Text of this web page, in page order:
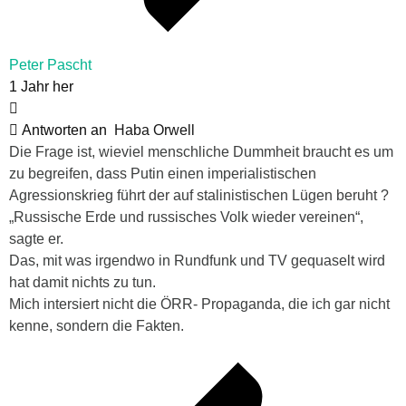
Peter Pascht
1 Jahr her
Antworten an
Haba Orwell
Die Frage ist, wieviel menschliche Dummheit braucht es um
zu begreifen, dass Putin einen imperialistischen
Agressionskrieg führt der auf stalinistischen Lügen beruht ?
„Russische Erde und russisches Volk wieder vereinen“,
sagte er.
Das, mit was irgendwo in Rundfunk und TV gequaselt wird
hat damit nichts zu tun.
Mich intersiert nicht die ÖRR- Propaganda, die ich gar nicht
kenne, sondern die Fakten.